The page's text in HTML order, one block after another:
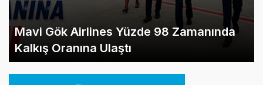
Mavi Gök Airlines Yüzde 98 Zamanında
Kalkış Oranına Ulaştı